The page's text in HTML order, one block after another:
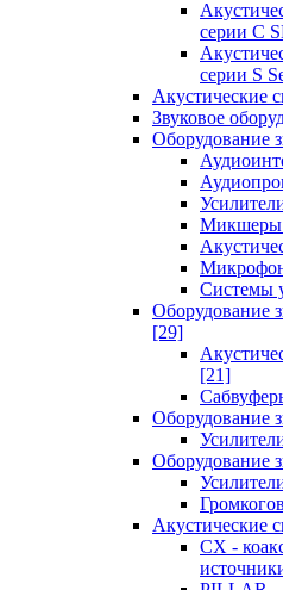
серии C
серии S
Акустические
Звуковое
Оборудование
Микшеры
Системы
Оборудование
[29]
[21]
Оборудование
Оборудование
Акустические
CX -